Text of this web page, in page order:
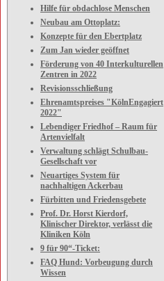
Hilfe für obdachlose Menschen
Neubau am Ottoplatz:
Konzepte für den Ebertplatz
Zum Jan wieder geöffnet
Förderung von 40 Interkulturellen
Zentren in 2022
Revisionsschließung
Ehrenamtspreises "KölnEngagiert
2022"
Lebendiger Friedhof – Raum für
Artenvielfalt
Verwaltung schlägt Schulbau-
Gesellschaft vor
Neuartiges System für
nachhaltigen Ackerbau
Fürbitten und Friedensgebete
Prof. Dr. Horst Kierdorf,
Klinischer Direktor, verlässt die
Kliniken Köln
9 für 90“-Ticket:
FAQ Hund: Vorbeugung durch
Wissen